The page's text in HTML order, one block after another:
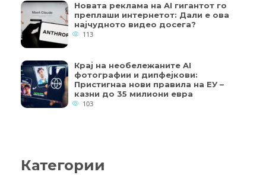
Новата реклама на AI гигантот го
преплаши интернетот: Дали е ова
најчудното видео досега?
113
Крај на необележаните AI
фотографии и дипфејкови:
Пристигнаа нови правила на ЕУ –
казни до 35 милиони евра
103
Категории